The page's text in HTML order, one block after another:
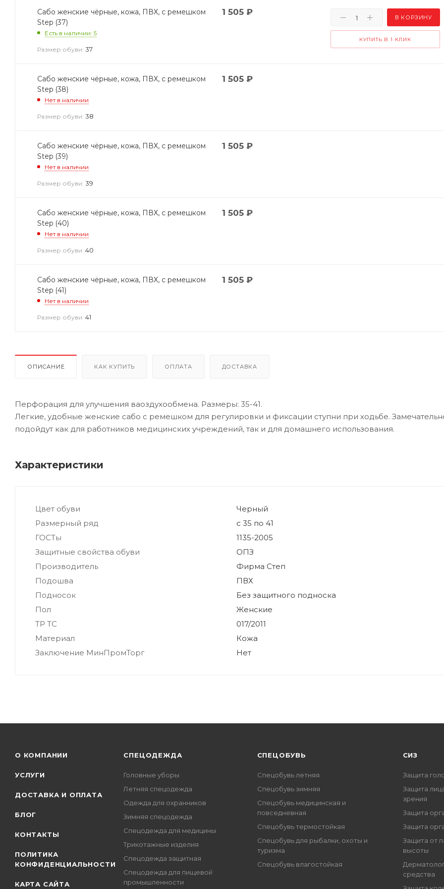
Сабо женские чёрные, кожа, ПВХ, с ремешком
Step (37)
Есть в наличии: 5
Размер обуви: 37
1 505₽
В КОРЗИНУ
КУПИТЬ В 1 КЛИК
Сабо женские чёрные, кожа, ПВХ, с ремешком
Step (38)
Нет в наличии
Размер обуви: 38
1 505₽
Сабо женские чёрные, кожа, ПВХ, с ремешком
Step (39)
Нет в наличии
Размер обуви: 39
1 505₽
Сабо женские чёрные, кожа, ПВХ, с ремешком
Step (40)
Нет в наличии
Размер обуви: 40
1 505₽
Сабо женские чёрные, кожа, ПВХ, с ремешком
Step (41)
Нет в наличии
Размер обуви: 41
1 505₽
ОПИСАНИЕ КАК КУПИТЬ ОПЛАТА ДОСТАВКА
Перфорация для улучшения ваоздухообмена. Размеры: 35-41.
Легкие, удобные женские сабо с ремешком для регулировки и фиксации ступни при ходьбе.
подойдут как для работников медицинских учреждений, так и для домашнего использования.
Характеристики
Цвет обуви
Черный
Размерный ряд
с 35 по 41
ГОСТы
1135-2005
Защитные свойства обуви
ОПЗ
Производитель
Фирма Степ
Подошва
ПВХ
Подносок
Без защитного подноска
Пол
Женские
ТР ТС
017/2011
Материал
Кожа
Заключение МинПромТорг
Нет
О КОМПАНИИ
УСЛУГИ
ДОСТАВКА И ОПЛАТА
БЛОГ
КОНТАКТЫ
ПОЛИТИКА
КОНФИДЕНЦИАЛЬНОСТИ
КАРТА САЙТА
СПЕЦОДЕЖДА
Головные уборы
Летняя спецодежда
Одежда для охранников
Зимняя спецодежда
Спецодежда для медицины
Трикотажные изделия
Спецодежда защитная
Спецодежда для пищевой
промышленности
CПЕЦОБУВЬ
Спецобувь летняя
Спецобувь зимняя
Спецобувь медицинская и
повседневная
Спецобувь термостойкая
Спецобувь для рыбалки, охоты и
туризма
Спецобувь влагостойкая
СИЗ
Защита
Защита
зрения
Защита
Защита
Защита от
высоты
средства